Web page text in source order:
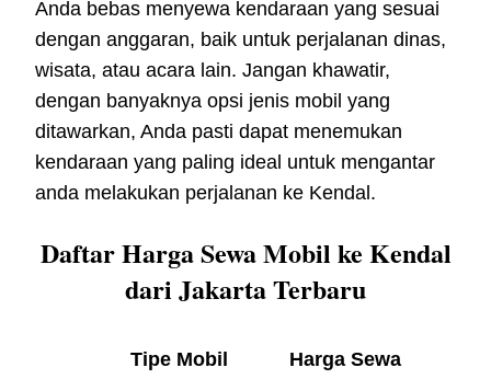
Anda bebas menyewa kendaraan yang sesuai
dengan anggaran, baik untuk perjalanan dinas,
wisata, atau acara lain. Jangan khawatir,
dengan banyaknya opsi jenis mobil yang
ditawarkan, Anda pasti dapat menemukan
kendaraan yang paling ideal untuk mengantar
anda melakukan perjalanan ke Kendal.
Daftar Harga Sewa Mobil ke Kendal
dari Jakarta Terbaru
Tipe Mobil Harga Sewa